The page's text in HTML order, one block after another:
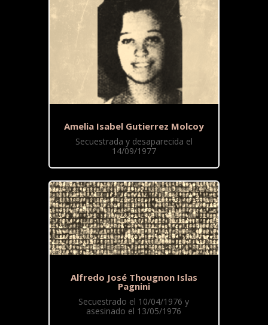
Amelia Isabel Gutierrez Molcoy
Secuestrada y desaparecida el
14/09/1977
Alfredo José Thougnon Islas
Pagnini
Secuestrado el 10/04/1976 y
asesinado el 13/05/1976